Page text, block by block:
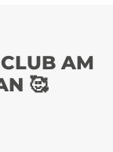
AM
🥰